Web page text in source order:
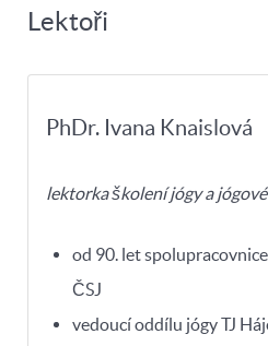
Lektoři
PhDr. Ivana Knaislová
lektorka školení jógy a
od 90. let
ČSJ
vedoucí oddílu jógy TJ